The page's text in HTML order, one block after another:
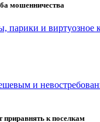
мошенничества
парики и виртуозное
и
приравнять к поселкам